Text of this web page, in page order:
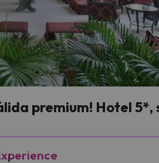
premium! Hotel